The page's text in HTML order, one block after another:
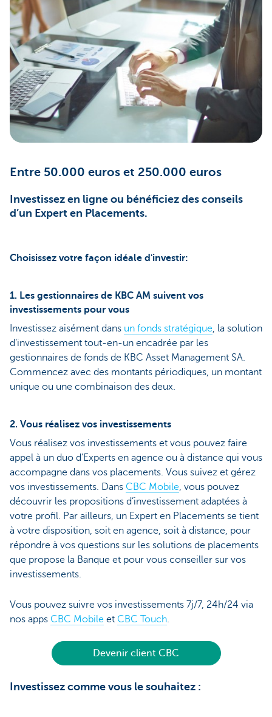
Entre 50.000 euros et 250.000 euros
Investissez en ligne ou bénéficiez des conseils
d’un Expert en Placements.
Choisissez votre façon idéale d'investir:
1. Les gestionnaires de KBC AM suivent vos
investissements pour vous
Investissez aisément dans un fonds stratégique, la solution
d’investissement tout-en-un encadrée par les
gestionnaires de fonds de KBC Asset Management SA.
Commencez avec des montants périodiques, un montant
unique ou une combinaison des deux.
2. Vous réalisez vos investissements
Vous réalisez vos investissements et vous pouvez faire
appel à un duo d’Experts en agence ou à distance qui vous
accompagne dans vos placements. Vous suivez et gérez
vos investissements. Dans CBC Mobile, vous pouvez
découvrir les propositions d’investissement adaptées à
votre profil. Par ailleurs, un Expert en Placements se tient
à votre disposition, soit en agence, soit à distance, pour
répondre à vos questions sur les solutions de placements
que propose la Banque et pour vous conseiller sur vos
investissements.
Vous pouvez suivre vos investissements 7j/7, 24h/24 via
nos apps CBC Mobile et CBC Touch.
Devenir client CBC
Investissez comme vous le souhaitez :